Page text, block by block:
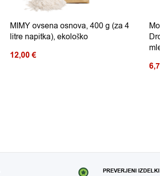
MIMY ovsena osnova, 400 g (za 4
litre napitka), ekološko
12,00€
PREVERJENI IZDELKI